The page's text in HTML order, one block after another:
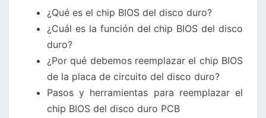
¿Qué es el chip BIOS del disco duro?
¿Cuál es la función del chip BIOS del disco
duro?
¿Por qué debemos reemplazar el chip BIOS
de la placa de circuito del disco duro?
Pasos y herramientas para reemplazar el
chip BIOS del disco duro PCB